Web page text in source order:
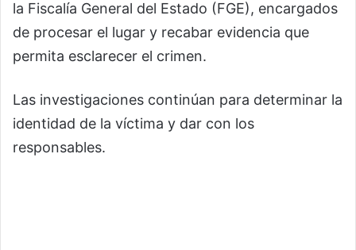
la Fiscalía General del Estado (FGE), encargados
de procesar el lugar y recabar evidencia que
permita esclarecer el crimen.
Las investigaciones continúan para determinar la
identidad de la víctima y dar con los
responsables.